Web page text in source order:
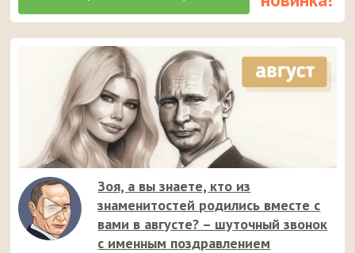
Зоя, а вы знаете, кто из
знаменитостей родились вместе с
вами в августе? – шуточный звонок
с именным поздравлением